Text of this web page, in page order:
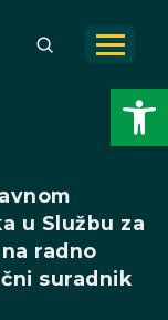
Open toolbar
u Službu za
radno
suradnik